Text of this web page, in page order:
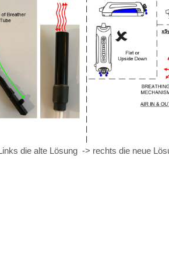
alte Lösung -> rechts die neue